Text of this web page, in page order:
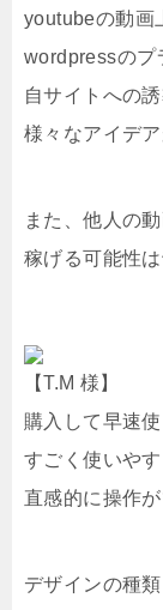
youtubeの動画
wordpressのプ
自サイトへの
様々なアイデア
また、他人の
稼げる可能性は
【T.M 様】
購入して早速
すごく使いや
直感的に操作が
デザインの種類